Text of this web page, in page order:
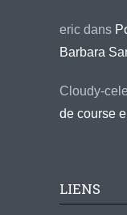
eric dans
Barbara
Cloudy-
de course
LIENS